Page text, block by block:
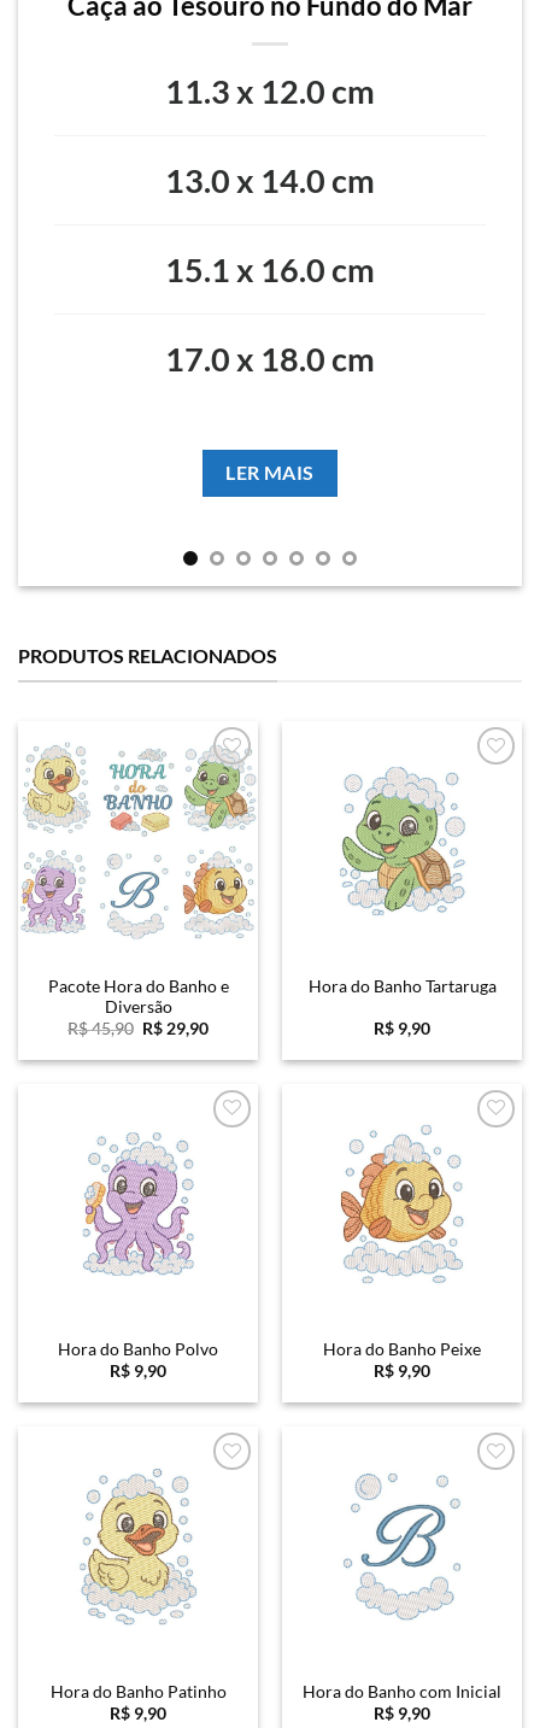
11.3 x 12.0 cm
13.0 x 14.0 cm
15.1 x 16.0 cm
17.0 x 18.0 cm
LER MAIS
PRODUTOS RELACIONADOS
Favoritar
Pacote Hora do Banho e
Diversão
R$45,90 O
original
R$ 29,90O
atual
R$ 29,90.
Favoritar
Hora do Banho Tartaruga
R$ 9,90
Favoritar
Hora do Banho Polvo
R$ 9,90
Hora do Banho Peixe
R$ 9,90
Favoritar
Hora do Banho Patinho
R$ 9,90
Hora do Banho com Inicial
R$ 9,90